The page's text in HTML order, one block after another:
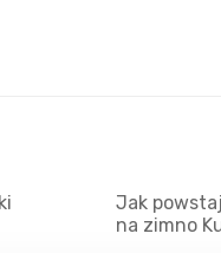
Jak
na zimno